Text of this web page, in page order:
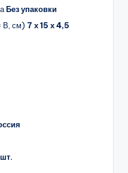
Без упаковки
В, см) 7 х 15 х 4,5